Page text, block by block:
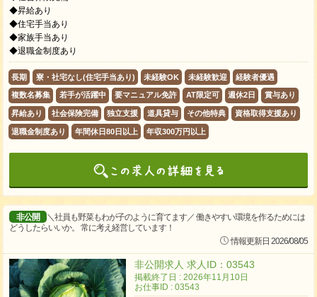
◆昇給あり
◆住宅手当あり
◆家族手当あり
◆退職金制度あり
長期 寮・社宅なし(住宅手当あり) 未経験OK 未経験歓迎 経験者優遇
複数名募集 若手が活躍中 要マニュアル免許 AT限定可 週休2日 賞与あり
昇給あり 社会保険完備 独立支援 道具貸与 その他特典 資格取得支援あり
退職金制度あり 年間休日80日以上 年収300万円以上
非公開
＼社員も野菜もわが子のように育てます／ 働きやすい環境を作るためには
どうしたらいいか。 常に考え経営しています！
情報更新日 2026/08/05
非公開求人 求人ID：03543
掲載終了日 : 2026年11月10日
お仕事ID : 03543